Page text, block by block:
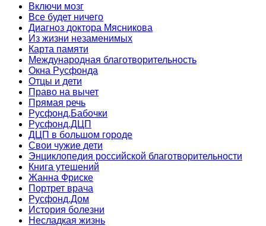
Включи мозг
Все будет ничего
Диагноз доктора Мясникова
Из жизни незаменимых
Карта памяти
Международная благотворительность
Окна Русфонда
Отцы и дети
Право на вычет
Прямая речь
Русфонд.Бабочки
Русфонд.ДЦП
ДЦП в большом городе
Свои чужие дети
Энциклопедия российской благотворительности
Книга утешений
Жанна Фриске
Портрет врача
Русфонд.Дом
История болезни
Несладкая жизнь